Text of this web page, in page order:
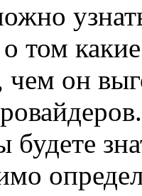
о том
чем он